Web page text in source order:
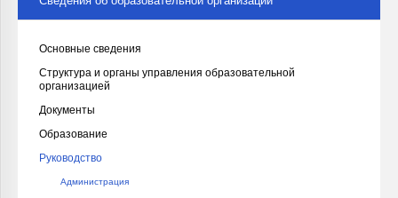
Основные сведения
Структура и органы управления образовательной
организацией
Документы
Образование
Руководство
Администрация